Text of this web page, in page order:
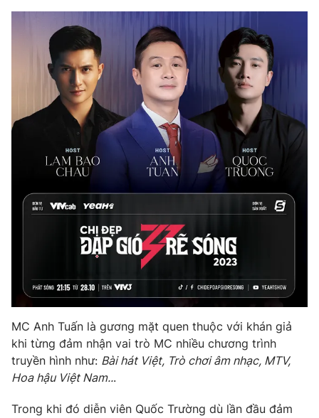
Chất lượng cuộc sống
Tuyển sinh
Học trực tuyến
Công nghệ
Hitech Công nghệ tương lai
Sản phẩm
Thị trường
Giao lưu trực tuyến
Lịch phát sóng
Chuyên mục khác
Podcast
Infographic
Shorts video
VTV Money VTV Thể thao
VTV Sức khoẻ Bất động sản
MC Anh Tuấn là gương mặt quen thuộc với khán giả
khi từng đảm nhận vai trò MC nhiều chương trình
truyền hình như: Bài hát Việt, Trò chơi âm nhạc, MTV,
Hoa hậu Việt Nam...
Trong khi đó diễn viên Quốc Trường dù lần đầu đảm